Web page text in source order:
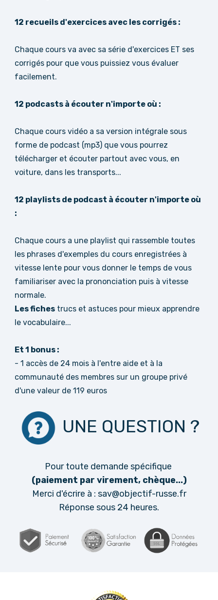
12 recueils d'exercices avec les corrigés :
Chaque cours va avec sa série d'exercices ET ses
corrigés pour que vous puissiez vous évaluer
facilement.
12 podcasts à écouter n'importe où :
Chaque cours vidéo a sa version intégrale sous
forme de podcast (mp3) que vous pourrez
télécharger et écouter partout avec vous, en
voiture, dans les transports...
12 playlists de podcast à écouter n'importe où
:
Chaque cours a une playlist qui rassemble toutes
les phrases d'exemples du cours enregistrées à
vitesse lente pour vous donner le temps de vous
familiariser avec la prononciation puis à vitesse
normale.
Les fiches trucs et astuces pour mieux apprendre
le vocabulaire...
Et 1 bonus :
- 1 accès de 24 mois à l'entre aide et à la
communauté des membres sur un groupe privé
d'une valeur de 119 euros
UNE QUESTION ?
Pour toute demande spécifique
(paiement par virement, chèque...)
Merci d'écrire à : sav@objectif-russe.fr
Réponse sous 24 heures.